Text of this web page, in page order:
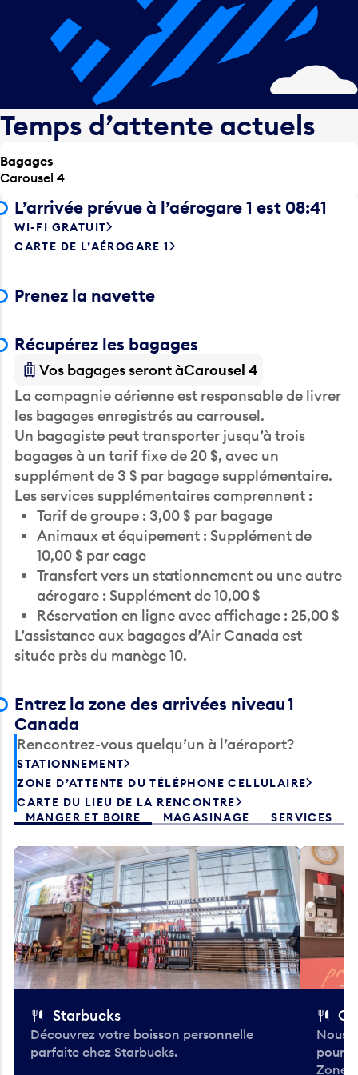
Temps d’attente actuels
Bagages
Carousel 4
L’arrivée prévue à l’aérogare 1 est 08:41
WI-FI GRATUIT
CARTE DE L’AÉROGARE 1
Prenez la navette
Récupérez les bagages
Vos bagages seront àCarousel 4
La compagnie aérienne est responsable de livrer
les bagages enregistrés au carrousel.
Un bagagiste peut transporter jusqu’à trois
bagages à un tarif fixe de 20 $, avec un
supplément de 3 $ par bagage supplémentaire.
Les services supplémentaires comprennent :
Tarif de groupe : 3,00 $ par bagage
Animaux et équipement : Supplément de
10,00 $ par cage
Transfert vers un stationnement ou une autre
aérogare : Supplément de 10,00 $
Réservation en ligne avec affichage : 25,00 $
L’assistance aux bagages d’Air Canada est
située près du manège 10.
Entrez la zone des arrivées niveau 1
Canada
Rencontrez-vous quelqu’un à l’aéroport?
STATIONNEMENT
ZONE D’ATTENTE DU TÉLÉPHONE CELLULAIRE
CARTE DU LIEU DE LA RENCONTRE
MANGER ET BOIRE
MAGASINAGE SERVICES
Starbucks
Découvrez votre boisson personnelle
parfaite chez Starbucks.
Nous
pour
Zone.